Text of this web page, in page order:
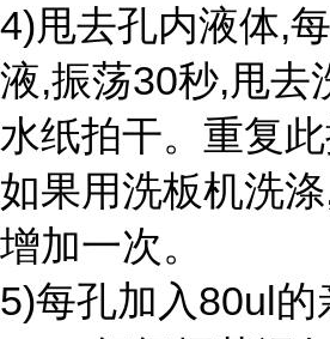
4)甩去孔内液体,
液,振荡30秒,甩去
水纸拍干。重复此
如果用洗板机洗
增加一次。
5)每孔加入80ul的